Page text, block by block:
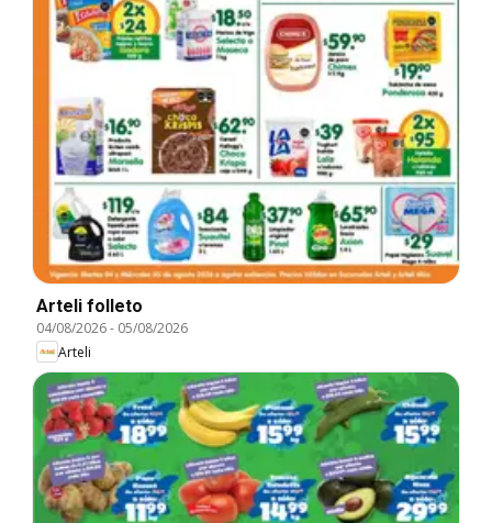
Arteli folleto
04/08/2026- 05/08/2026
Arteli